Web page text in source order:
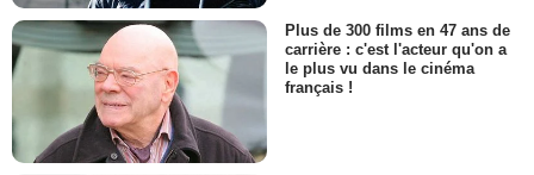
Plus de 300 films en 47 ans de
carrière : c'est l'acteur qu'on a
le plus vu dans le cinéma
français !